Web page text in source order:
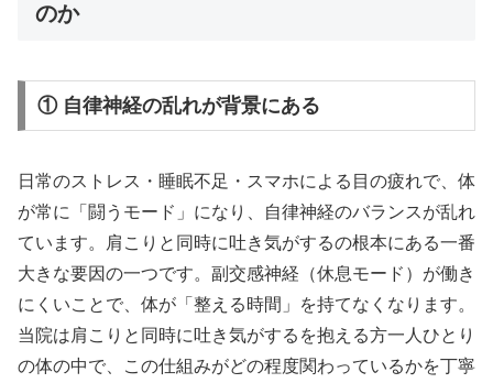
のか
① 自律神経の乱れが背景にある
日常のストレス・睡眠不足・スマホによる目の疲れで、体
が常に「闘うモード」になり、自律神経のバランスが乱れ
ています。肩こりと同時に吐き気がするの根本にある一番
大きな要因の一つです。副交感神経（休息モード）が働き
にくいことで、体が「整える時間」を持てなくなります。
当院は肩こりと同時に吐き気がするを抱える方一人ひとり
の体の中で、この仕組みがどの程度関わっているかを丁寧